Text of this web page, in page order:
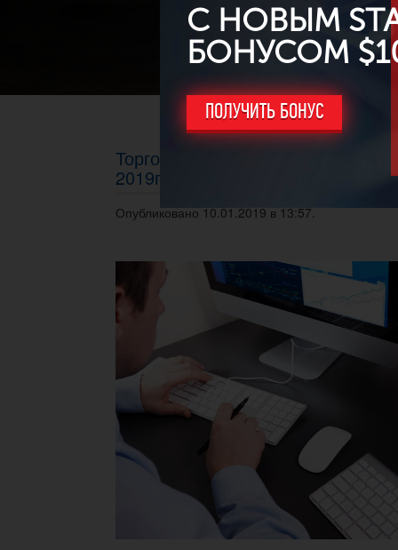
С НОВЫМ
БОНУСОМ
ПОЛУЧИТЬ БОНУС
Торговый прогноз EUR/USD на
2019г.
Опубликовано 10.01.2019 в 13:57.